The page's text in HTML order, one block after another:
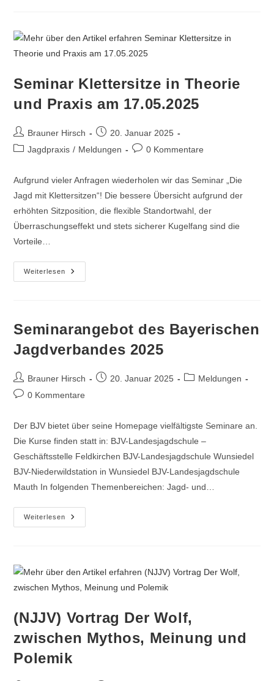
Seminar Klettersitze in Theorie
und Praxis am 17.05.2025
Brauner Hirsch
20. Januar 2025
Jagdpraxis / Meldungen 0 Kommentare
Aufgrund vieler Anfragen wiederholen wir das Seminar „Die
Jagd mit Klettersitzen“! Die bessere Übersicht aufgrund der
erhöhten Sitzposition, die flexible Standortwahl, der
Überraschungseffekt und stets sicherer Kugelfang sind die
Vorteile…
Weiterlesen
Seminarangebot des Bayerischen
Jagdverbandes 2025
Brauner Hirsch 20. Januar 2025
Meldungen
0 Kommentare
Der BJV bietet über seine Homepage vielfältigste Seminare an.
Die Kurse finden statt in: BJV-Landesjagdschule –
Geschäftsstelle Feldkirchen BJV-Landesjagdschule Wunsiedel
BJV-Niederwildstation in Wunsiedel BJV-Landesjagdschule
Mauth In folgenden Themenbereichen: Jagd- und…
Weiterlesen
(NJJV) Vortrag Der Wolf,
zwischen Mythos, Meinung und
Polemik